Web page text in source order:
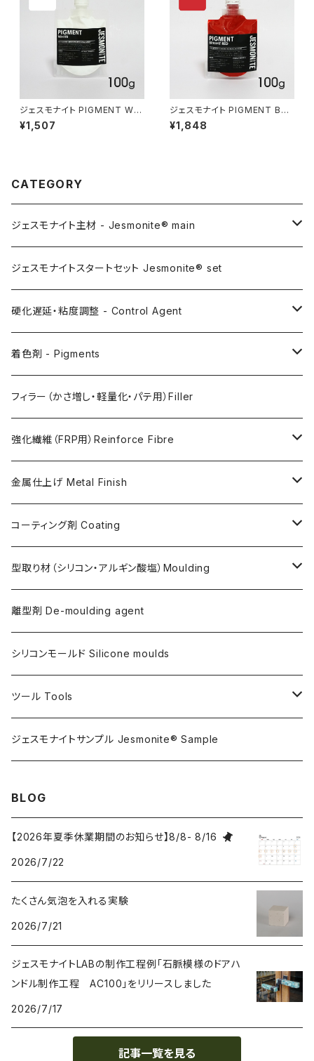
ジェスモナイト PIGMENT WHI
TE 100g（着色剤:白 100g）
¥1,507
ジェスモナイト PIGMENT BRI
GHT RED 100g（着色剤:赤 10
0g）
¥1,848
CATEGORY
ジェスモナイト主材 - Jesmonite® main
AC100
AC200
AC730
FLEX METAL
ジェスモナイトスタートセット Jesmonite® set
硬化遅延・粘度調整 - Control Agent
Retarder（硬化遅延剤）
Thixotrope for AC100（増粘・タレ止め剤）
Softener for AC730 (粘度低下剤)
着色剤 - Pigments
Jesmonite製Pigments
日本製Pigments
フィラー（かさ増し・軽量化・パテ用）Filler
強化繊維（FRP用）Reinforce Fibre
ガラス繊維 AC100用
ガラス繊維 AC730用
天然繊維 AC100/AC730共用
金属仕上げ Metal Finish
Metal Filler (AC100用金属粉)・鉄粉
Flex Metal (AC730ベースの金属粉入り主材)
金属仕上げ副資材
コーティング剤 Coating
アクリリックシーラーAC100用
AQSコートAC100用
フレキシガードシーラーAC730用
ステインプルーフコートAC100/AC730両用
型取り材（シリコン・アルギン酸塩）Moulding
シリコン
アルギン酸塩（アルジネート）
離型剤 De-moulding agent
シリコンモールド Silicone moulds
ツール Tools
攪拌ブレード Mixing blade
カップ Cup
ジェスモナイトサンプル Jesmonite® Sample
BLOG
【2026年夏季休業期間のお知らせ】8/8- 8/16
2026/7/22
たくさん気泡を入れる実験
2026/7/21
ジェスモナイトLABの制作工程例「石脈模様のドアハ
ンドル制作工程 AC100」をリリースしました
2026/7/17
記事一覧を見る